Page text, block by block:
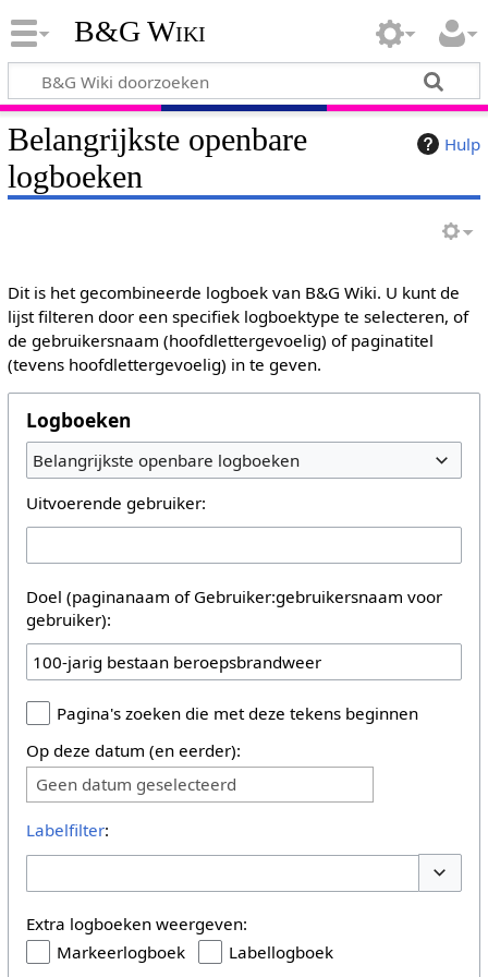
B&G Wiki
Hulp
Belangrijkste openbare
logboeken
Dit is het gecombineerde logboek van B&G Wiki. U kunt de
lijst filteren door een specifiek logboektype te selecteren, of
de gebruikersnaam (hoofdlettergevoelig) of paginatitel
(tevens hoofdlettergevoelig) in te geven.
Logboeken
Belangrijkste openbare logboeken
Uitvoerende gebruiker:
Doel (paginanaam of Gebruiker:gebruikersnaam voor
gebruiker):
Pagina's zoeken die met deze tekens beginnen
Op deze datum (en eerder):
Geen datum geselecteerd
Labelfilter:
Extra logboeken weergeven:
Markeerlogboek
Labellogboek